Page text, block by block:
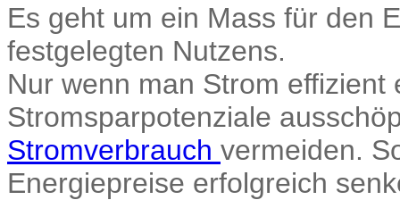
Es geht um ein Mass für den
festgelegten Nutzens.
Nur wenn man Strom effizient
Stromsparpotenziale
Stromverbrauch vermeiden.
Energiepreise erfolgreich